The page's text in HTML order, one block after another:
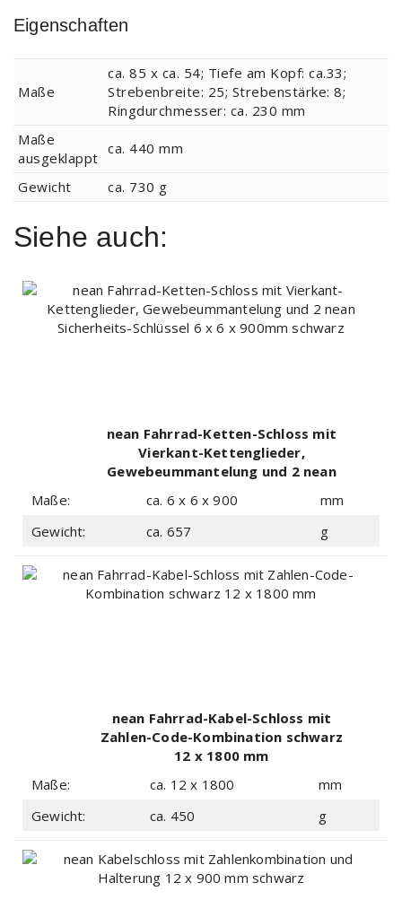
Eigenschaften
Maße
ca. 85 x ca. 54; Tiefe am Kopf: ca.33;
Strebenbreite: 25; Strebenstärke: 8;
Ringdurchmesser: ca. 230 mm
Maße
ausgeklappt
ca. 440 mm
Gewicht ca. 730 g
Siehe auch:
nean Fahrrad-Ketten-Schloss mit
Vierkant-Kettenglieder,
Gewebeummantelung und 2 nean
schwarz
Maße: ca. 6 x 6 x 900
mm
Gewicht:
ca. 657 g
nean Fahrrad-Kabel-Schloss mit
Zahlen-Code-Kombination schwarz
12 x 1800 mm
Maße:
ca. 12 x 1800
mm
Gewicht:
ca. 450 g